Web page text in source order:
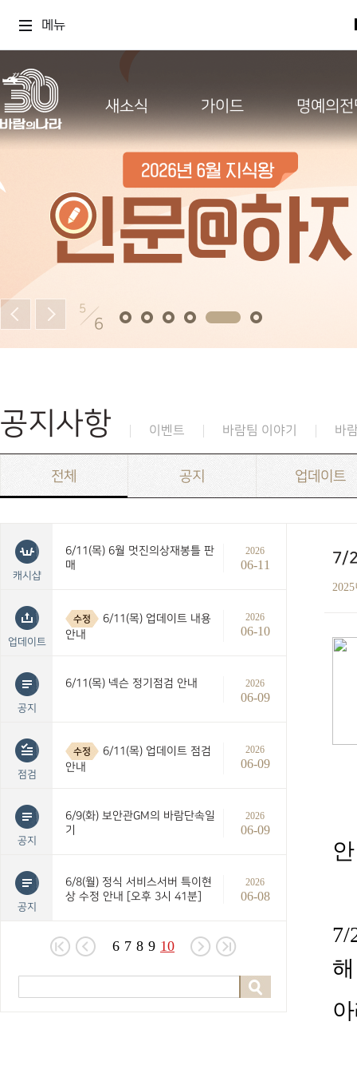
메뉴
새소식 가이드 명예의
5
6
공지사항 이벤트 바람팀 이야기 바
전체 공지 업데이트
캐시샵
6/11(목) 6월 멋진의상재봉틀 판
매
2026
06-11
업데이트
수정
6/11(목) 업데이트 내용
안내
2026
06-10
공지
6/11(목) 넥슨 정기점검 안내 2026
06-09
점검
수정
6/11(목) 업데이트 점검
안내
2026
06-09
공지
6/9(화) 보안관GM의 바람단속일
기
2026
06-09
공지
6/8(월) 정식 서비스서버 특이현
상 수정 안내 [오후 3시 41분]
2026
06-08
6 7 8 9 10
7/
7/